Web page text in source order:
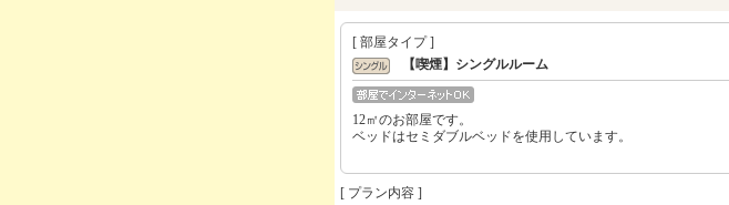
[ 部屋タイプ ]
【喫煙】シングルルーム
12㎡のお部屋です。
ベッドはセミダブルベッドを使用しています。
[ プラン内容 ]